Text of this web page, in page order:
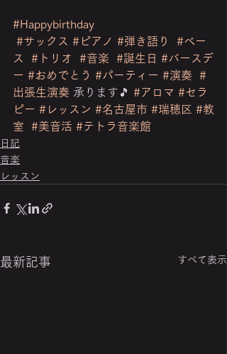
#Happybirthday
#サックス #ピアノ #弾き語り
#ベー
ス
#トリオ #音楽 #誕生日 #バースデ
ー #おめでとう #パーティー #演奏
#
出張生演奏 承ります🎵 #アロマ #セラ
ピー #レッスン #名古屋市 #瑞穂区 #教
室
#美音活 #テトラ音楽館
日記
音楽
レッスン
最新記事 すべて表示